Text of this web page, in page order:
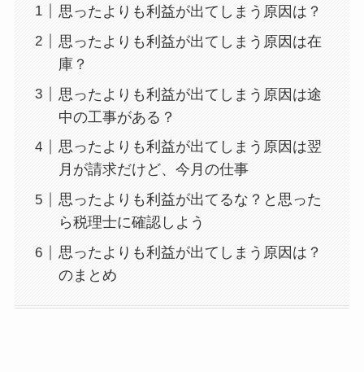
思ったよりも利益が出てしまう原因は？
思ったよりも利益が出てしまう原因は在
庫？
思ったよりも利益が出てしまう原因は途
中の工事がある？
思ったよりも利益が出てしまう原因は翌
月が請求だけど、今月の仕事
思ったよりも利益が出てるな？と思った
ら税理士に確認しよう
思ったよりも利益が出てしまう原因は？
のまとめ